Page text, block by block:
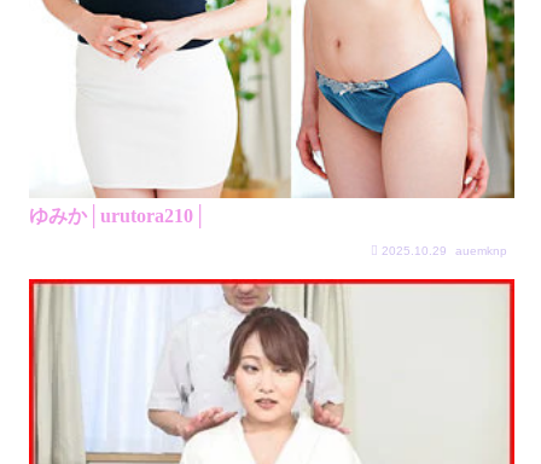
ゆみか│urutora210│
2025.10.29 auemknp